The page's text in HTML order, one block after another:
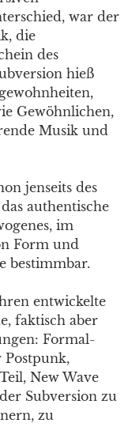
war der
die
des
hieß
Gewöhnlichen,
Musik und
jenseits des
authentische
im
Form und
bestimmbar.
entwickelte
faktisch aber
Formal-
Postpunk,
New Wave
Subversion zu
zu